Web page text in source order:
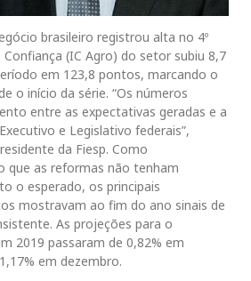
brasileiro registrou alta no 4º
(IC Agro) do setor subiu 8,7
em 123,8 pontos, marcando o
o início da série. “Os números
entre as expectativas geradas e a
e Legislativo federais”,
da Fiesp. Como
que as reformas não tenham
o esperado, os principais
mostravam ao fim do ano sinais de
As projeções para o
2019 passaram de 0,82% em
em dezembro.